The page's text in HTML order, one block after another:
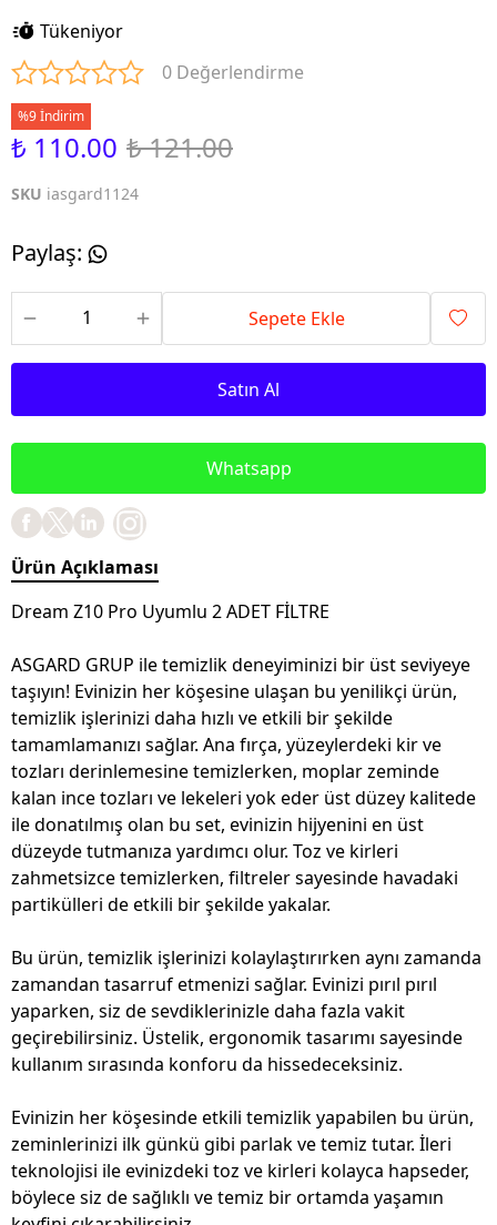
Tükeniyor
0 Değerlendirme
%9 İndirim
₺ 110.00 ₺ 121.00
SKU iasgard1124
Paylaş:
Sepete Ekle
Satın Al
Whatsapp
Ürün Açıklaması
Dream Z10 Pro Uyumlu 2 ADET FİLTRE
ASGARD GRUP ile temizlik deneyiminizi bir üst seviyeye
taşıyın! Evinizin her köşesine ulaşan bu yenilikçi ürün,
temizlik işlerinizi daha hızlı ve etkili bir şekilde
tamamlamanızı sağlar. Ana fırça, yüzeylerdeki kir ve
tozları derinlemesine temizlerken, moplar zeminde
kalan ince tozları ve lekeleri yok eder üst düzey kalitede
ile donatılmış olan bu set, evinizin hijyenini en üst
düzeyde tutmanıza yardımcı olur. Toz ve kirleri
zahmetsizce temizlerken, filtreler sayesinde havadaki
partikülleri de etkili bir şekilde yakalar.
Bu ürün, temizlik işlerinizi kolaylaştırırken aynı zamanda
zamandan tasarruf etmenizi sağlar. Evinizi pırıl pırıl
yaparken, siz de sevdiklerinizle daha fazla vakit
geçirebilirsiniz. Üstelik, ergonomik tasarımı sayesinde
kullanım sırasında konforu da hissedeceksiniz.
Evinizin her köşesinde etkili temizlik yapabilen bu ürün,
zeminlerinizi ilk günkü gibi parlak ve temiz tutar. İleri
teknolojisi ile evinizdeki toz ve kirleri kolayca hapseder,
böylece siz de sağlıklı ve temiz bir ortamda yaşamın